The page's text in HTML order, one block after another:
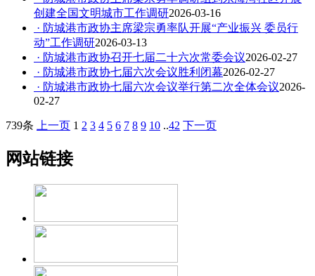
创建全国文明城市工作调研2026-03-16
· 防城港市政协主席梁宗勇率队开展“产业振兴 委员行
动”工作调研2026-03-13
· 防城港市政协召开七届二十六次常委会议2026-02-27
· 防城港市政协七届六次会议胜利闭幕2026-02-27
· 防城港市政协七届六次会议举行第二次全体会议2026-
02-27
739条 上一页 1 2 3 4 5 6 7 8 9 10 ..42 下一页
网站链接